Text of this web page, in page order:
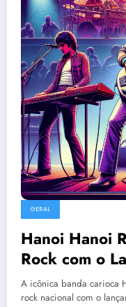
GERAL
Hanoi Hanoi
Rock com o
Anos de
A icônica banda carioca
rock nacional com o